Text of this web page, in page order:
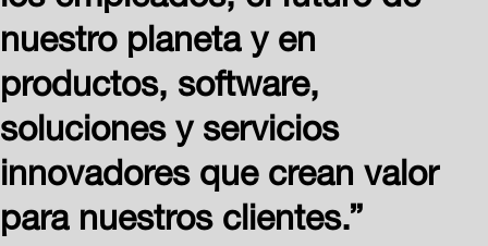
nuestro planeta y en
productos, software,
soluciones y servicios
innovadores que crean valor
para nuestros clientes.”